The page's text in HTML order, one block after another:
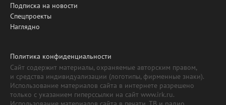
Подписка на новости
Спецпроекты
Наглядно
Политика конфиденциальности
Сайт содержит материалы, охраняемые авторским правом,
и средства индивидуализации (логотипы, фирменные знаки).
Использование материалов сайта в интернете разрешено
только с указанием гиперссылки на сайт www.irk.ru.